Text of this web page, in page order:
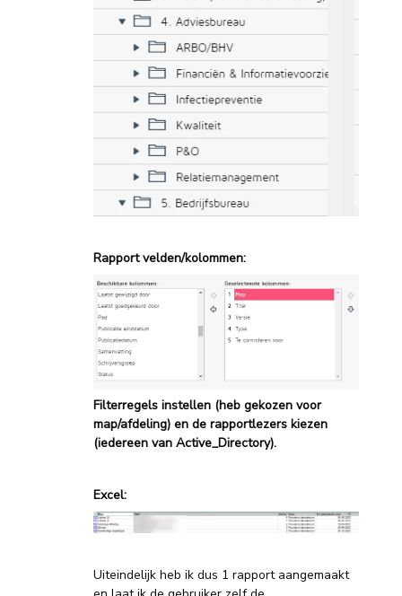
Rapport velden/kolommen:
Filterregels instellen (heb gekozen voor
map/afdeling) en de rapportlezers kiezen
(iedereen van Active_Directory).
Excel:
Uiteindelijk heb ik dus 1 rapport aangemaakt